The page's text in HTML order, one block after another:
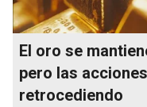
El oro se
pero las
retrocediendo